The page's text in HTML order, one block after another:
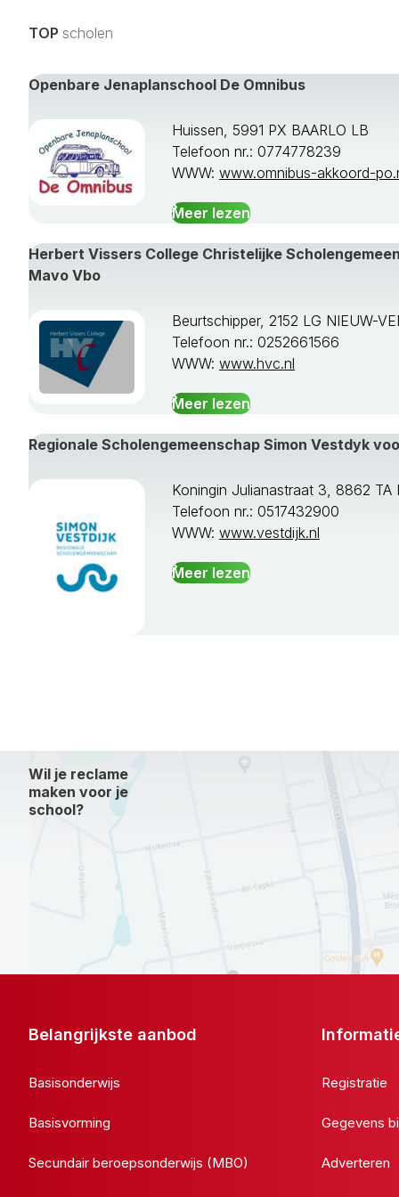
Werkendam
Woensdrecht
Zundert
TOP scholen
Openbare Jenaplanschool De Omnibus
Huissen, 5991 PX BAARLO LB
Telefoon nr.: 0774778239
WWW: www.omnibus-akkoord-
Meer lezen
Herbert Vissers College Christelijke
Mavo Vbo
Beurtschipper, 2152 LG NIEUW-
Telefoon nr.: 0252661566
WWW: www.hvc.nl
Meer lezen
Regionale Scholengemeenschap Simon Vestdyk
Koningin Julianastraat 3, 8862 TA
Telefoon nr.: 0517432900
WWW: www.vestdijk.nl
Meer lezen
Wil je reclame
maken voor je
school?
Belangrijkste aanbod
Basisonderwijs
Basisvorming
Secundair beroepsonderwijs (MBO)
Registratie
Gegevens
Adverteren